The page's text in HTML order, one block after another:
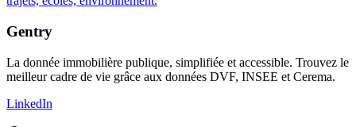
Gentry
La donnée immobilière publique, simplifiée et accessible. Trouvez le
meilleur cadre de vie grâce aux données DVF, INSEE et Cerema.
LinkedIn